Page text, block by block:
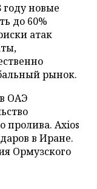
году новые
до 60%
атак
рынок.
ОАЭ
пролива. Axios
в Иране.
Ормузского